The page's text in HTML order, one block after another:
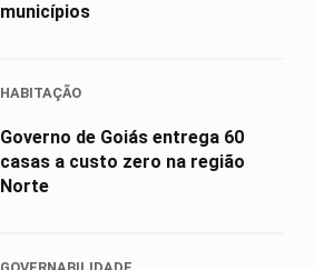
municípios
HABITAÇÃO
Governo de Goiás entrega 60
casas a custo zero na região
Norte